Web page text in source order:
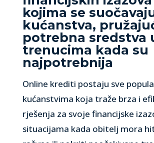
kojima se
kućanstva,
potrebna sredstva
trenucima kada su
najpotrebnija
Online krediti postaju sve
kućanstvima koja traže brza i
rješenja za svoje financijske
situacijama kada obitelj mora